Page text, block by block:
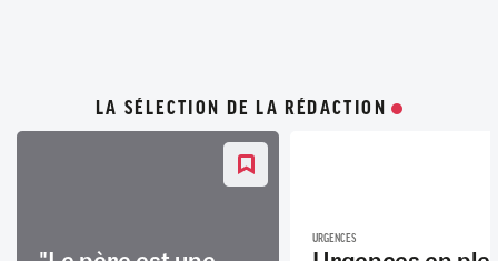
LA SÉLECTION DE LA RÉDACTION
URGENCES